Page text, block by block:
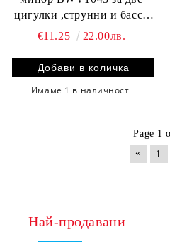
цигулки ,струнни и бассо
континуо малка партитура
€11.25 22.00лв.
Имаме 1 в наличност
Page 1
«
1
Най-продавани